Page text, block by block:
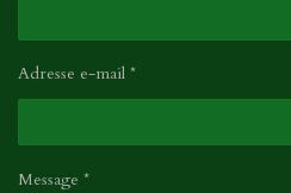
Adresse e-mail *
Message *